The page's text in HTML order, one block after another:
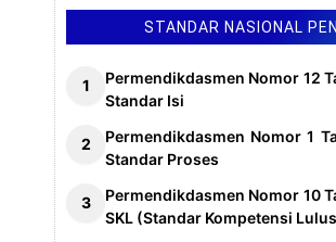
STANDAR NASIONAL
Permendikdasmen Nomor 12
Standar Isi
Permendikdasmen Nomor 1
Standar Proses
Permendikdasmen Nomor 10
SKL (Standar Kompetensi